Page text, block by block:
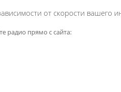
от скорости вашего
радио прямо с сайта: